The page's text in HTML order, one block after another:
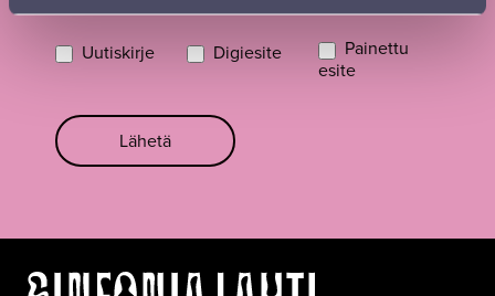
Uutiskirje Digiesite
Painettu
esite
Lähetä